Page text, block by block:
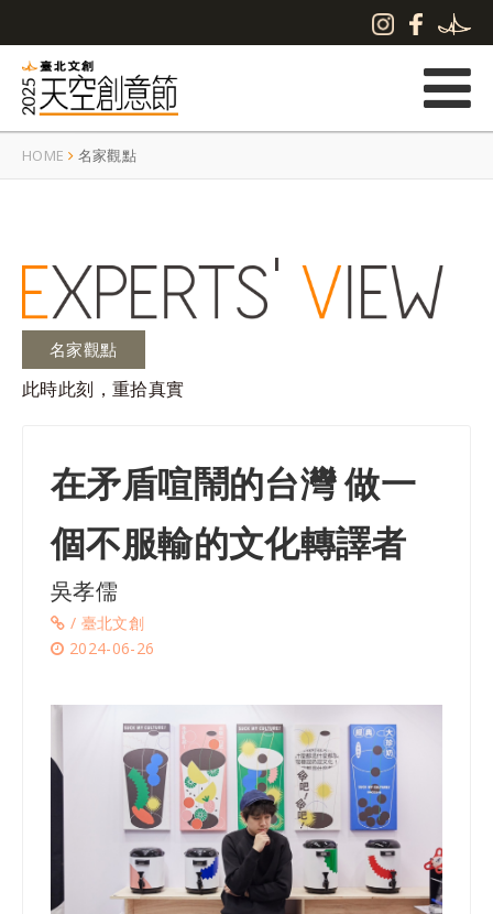
HOME 名家觀點
名家觀點
此時此刻，重拾真實
在矛盾喧鬧的台灣 做一
個不服輸的文化轉譯者
吳孝儒
/ 臺北文創
2024-06-26